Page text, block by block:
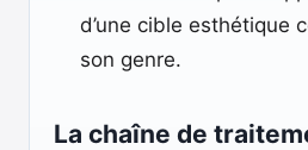
d’une cible esthétique
son genre.
La chaîne de